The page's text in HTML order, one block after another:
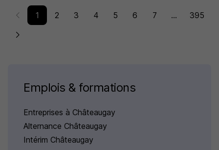
1 2 3 4 5 6 7 ... 395
Emplois & formations
Entreprises à Châteaugay
Alternance Châteaugay
Intérim Châteaugay